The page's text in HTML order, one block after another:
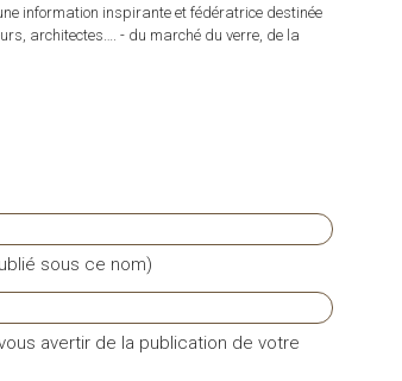
information inspirante et fédératrice destinée
architectes…. - du marché du verre, de la
sous ce nom)
avertir de la publication de votre